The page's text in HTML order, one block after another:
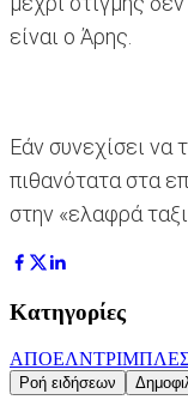
είναι ο Άρης.
Εάν συνεχίσει να
πιθανότατα στα
στην «ελαφρά
Κατηγορίες
ΑΠΟΕΛ
Ροή ειδήσεων